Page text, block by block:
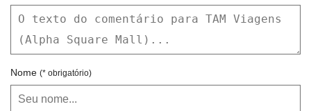
Nome (* obrigatório)